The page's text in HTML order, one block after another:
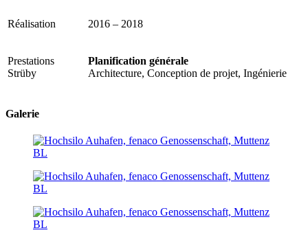
Réalisation 2016 – 2018
Prestations
Strüby
Planification générale
Architecture, Conception de projet, Ingénierie
Galerie